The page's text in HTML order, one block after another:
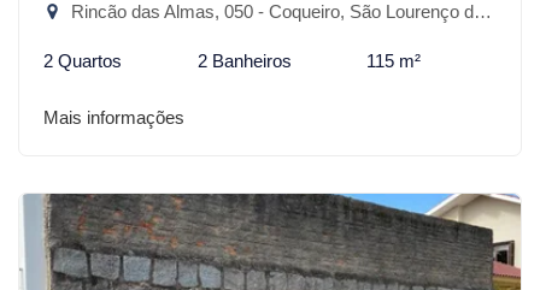
Rincão das Almas, 050 - Coqueiro, São Lourenço do Sul-RS
2 Quartos 2 Banheiros 115 m²
Mais informações